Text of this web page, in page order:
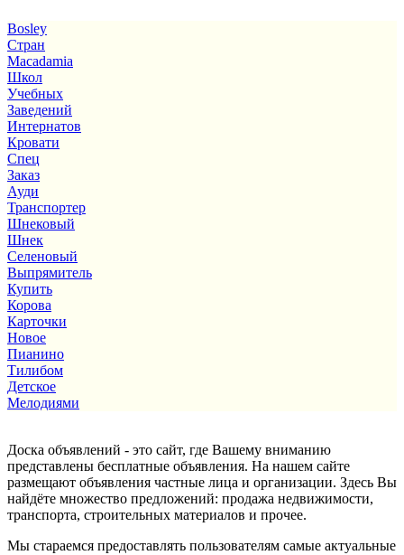
Bosley
Стран
Macadamia
Школ
Учебных
Заведений
Интернатов
Кровати
Спец
Заказ
Ауди
Транспортер
Шнековый
Шнек
Селеновый
Выпрямитель
Купить
Корова
Карточки
Новое
Пианино
Тилибом
Детское
Мелодиями
Доска объявлений - это сайт, где Вашему вниманию
представлены бесплатные объявления. На нашем сайте
размещают объявления частные лица и организации. Здесь Вы
найдёте множество предложений: продажа недвижимости,
транспорта, строительных материалов и прочее.
Мы стараемся предоставлять пользователям самые актуальные